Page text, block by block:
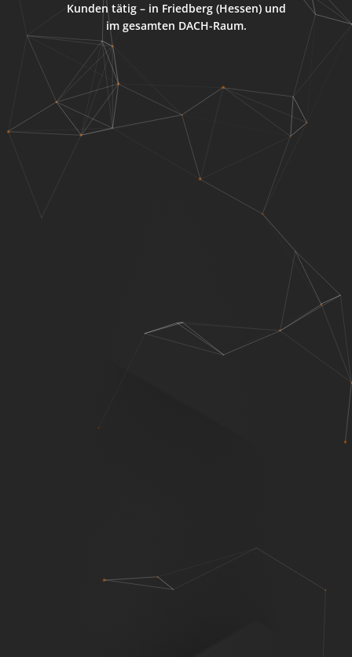
Kunden tätig – in Friedberg (Hessen) und
im gesamten DACH-Raum.